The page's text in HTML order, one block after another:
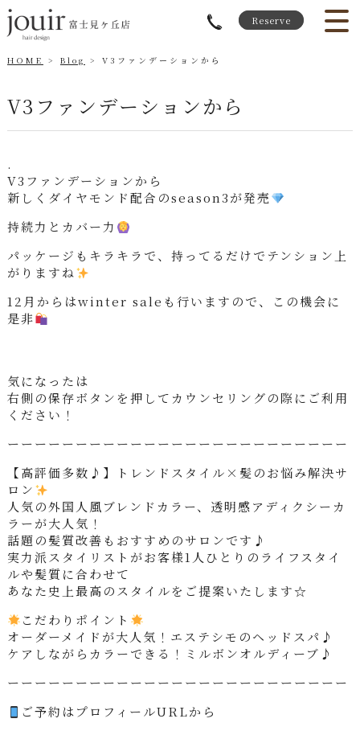
Reserve
HOME Blog V3ファンデーションから
V3ファンデーションから
.
V3ファンデーションから
新しくダイヤモンド配合のseason3が発売
持続力とカバー力
パッケージもキラキラで、持ってるだけでテンション上
がりますね
12月からはwinter saleも行いますので、この機会に
是非
気になったは
右側の保存ボタンを押してカウンセリングの際にご利用
ください！
ーーーーーーーーーーーーーーーーーーーーーーーーー
【高評価多数♪】トレンドスタイル×髪のお悩み解決サ
ロン
人気の外国人風ブレンドカラー、透明感アディクシーカ
ラーが大人気！
話題の髪質改善もおすすめのサロンです♪
実力派スタイリストがお客様1人ひとりのライフスタイ
ルや髪質に合わせて
あなた史上最高のスタイルをご提案いたします☆
こだわりポイント
オーダーメイドが大人気！エステシモのヘッドスパ♪
ケアしながらカラーできる！ミルボンオルディーブ♪
ーーーーーーーーーーーーーーーーーーーーーーーーー
ご予約はプロフィールURLから